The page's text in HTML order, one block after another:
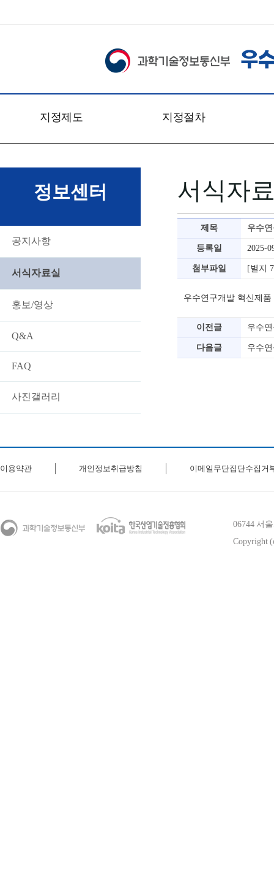
지정제도
개요
문의처
찾아오시는 길
지정절차
신청접수
심사절차
심사방법
심사기준
정보센터
공지사항
서식자료실
홍보/영상
Q&A
FAQ
사진갤러리
서식자
제목 우수
등록일 2025-
첨부파일 [별지
우수연구개발 혁신제
이전글 우수
다음글 우수
이용약관 개인정보취급방침 이메일무단집단수집거
06744 서
Copyright